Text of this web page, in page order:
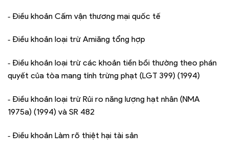
‑ Điều khoản Cấm vận thương mại quốc tế
‑ Điều khoản loại trừ Amiăng tổng hợp
‑ Điều khoản loại trừ các khoản tiền bồi thường theo phán
quyết của tòa mang tính trừng phạt (LGT 399) (1994)
‑ Điều khoản loại trừ Rủi ro năng lượng hạt nhân (NMA
1975a) (1994) và SR 482
‑ Điều khoản Làm rõ thiệt hại tài sản